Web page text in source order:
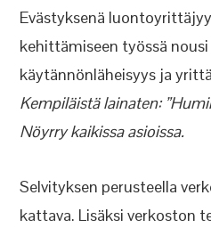
Evästyksenä
kehittämiseen työssä
käytännönläheisyys ja
Kempiläistä lainaten:
Nöyrry kaikissa asioissa.
Selvityksen perusteella
kattava. Lisäksi verkoston